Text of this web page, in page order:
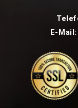
E-Mail: